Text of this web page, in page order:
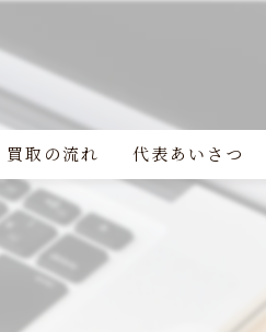
買取の流れ 代表あいさつ